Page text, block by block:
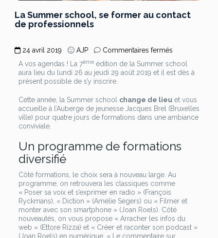
La Summer school, se former au contact
de professionnels
24 avril 2019 AJP Commentaires fermés
Summer
school,
au
contact
de
A vos agendas ! La 7èmeédition de la Summer school
aura lieu du lundi 26 au jeudi 29 août 2019 et il est dès à
présent possible de s’y inscrire.
Cette année, la Summer school change de lieuet vous
accueille à l’Auberge de jeunesse Jacques Brel (Bruxelles
ville) pour quatre jours de formations dans une ambiance
conviviale.
Un programme de formations
diversifié
Côté formations, le choix sera à nouveau large. Au
programme, on retrouvera les classiques comme
« Poser sa voix et s’exprimer en radio » (François
Ryckmans), « Diction » (Amélie Segers) ou « Filmer et
monter avec son smartphone » (Joan Roels). Côté
nouveautés, on vous propose « Arracher les infos du
web » (Ettore Rizza) et « Créer et raconter son podcast »
(Joan Roels) en numérique, « Le commentaire sur